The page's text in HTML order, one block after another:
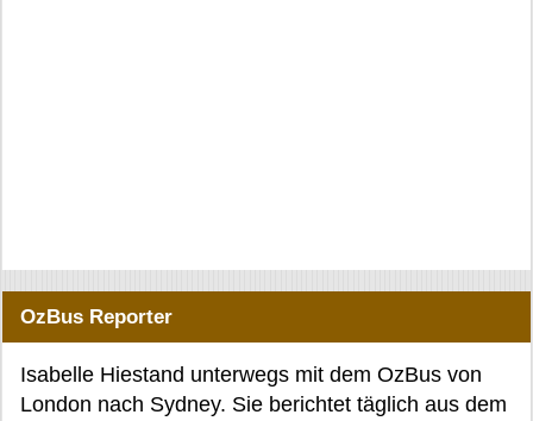
OzBus Reporter
Isabelle Hiestand unterwegs mit dem OzBus von
London nach Sydney. Sie berichtet täglich aus dem